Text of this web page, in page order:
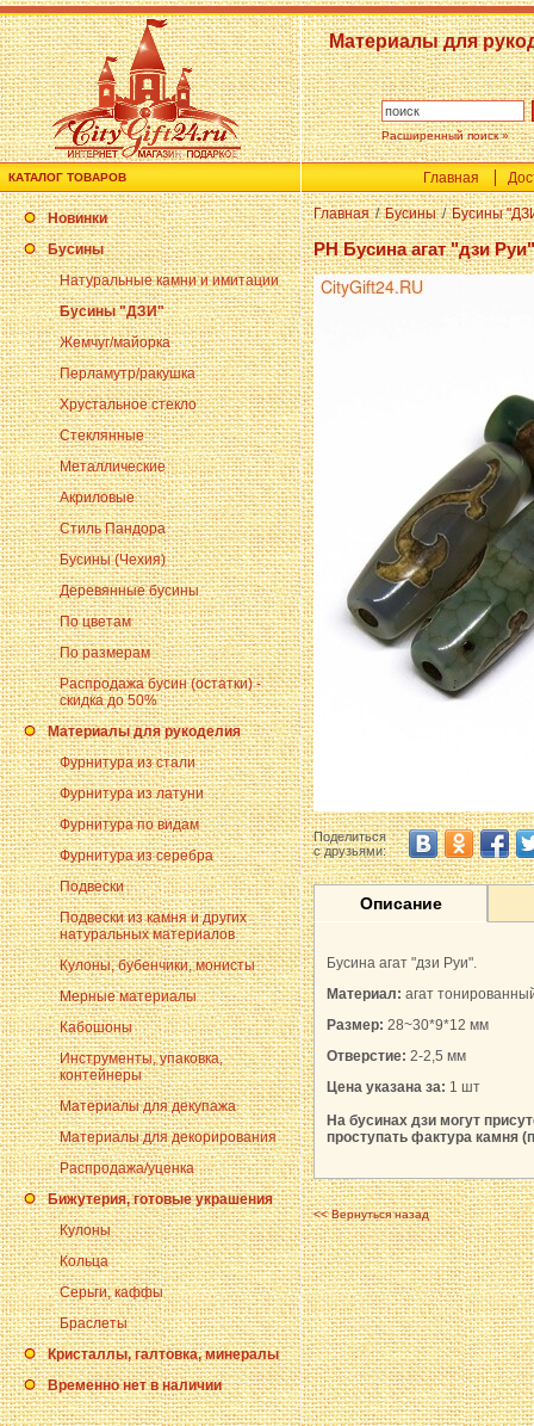
Материалы для
Расширенный поиск »
КАТАЛОГ ТОВАРОВ Главная
Новинки
Бусины
Натуральные камни и имитации
Бусины "ДЗИ"
Жемчуг/майорка
Перламутр/ракушка
Хрустальное стекло
Стеклянные
Металлические
Акриловые
Стиль Пандора
Бусины (Чехия)
Деревянные бусины
По цветам
По размерам
Распродажа бусин (остатки) -
скидка до 50%
Материалы для рукоделия
Фурнитура из стали
Фурнитура из латуни
Фурнитура по видам
Фурнитура из серебра
Подвески
Подвески из камня и других
натуральных материалов
Кулоны, бубенчики, монисты
Мерные материалы
Кабошоны
Инструменты, упаковка,
контейнеры
Материалы для декупажа
Материалы для декорирования
Распродажа/уценка
Бижутерия, готовые украшения
Кулоны
Кольца
Серьги, каффы
Браслеты
Кристаллы, галтовка, минералы
Временно нет в наличии
Главная / Бусины / Бусины
PH Бусина агат "дзи
Поделиться
с друзьями:
Описание
Бусина агат "дзи Руи".
Материал: агат
Размер: 28~30*9*12 мм
Отверстие: 2-2,5 мм
Цена указана за: 1 шт
На бусинах дзи могут
проступать фактура камня
<< Вернуться назад